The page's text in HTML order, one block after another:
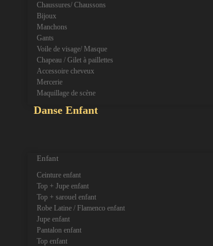
Chaussures/ Chaussons
Bijoux
Manchons
Gants
Voile de visage/ Masque
Chapeau / Gilet à paillettes
Accessoire cheveux
Mercerie
Maquillage de scène
Danse Enfant
Enfant
Ceinture enfant
Top + Jupe enfant
Top + sarouel enfant
Robe Latine / Flamenco enfant
Jupe enfant
Pantalon enfant
Top enfant